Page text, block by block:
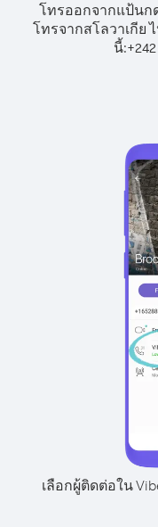
โทรออกจากแป้นก
โทรจากสโลวาเกีย
นี้:+242
เลือกผู้ติดต่อใน